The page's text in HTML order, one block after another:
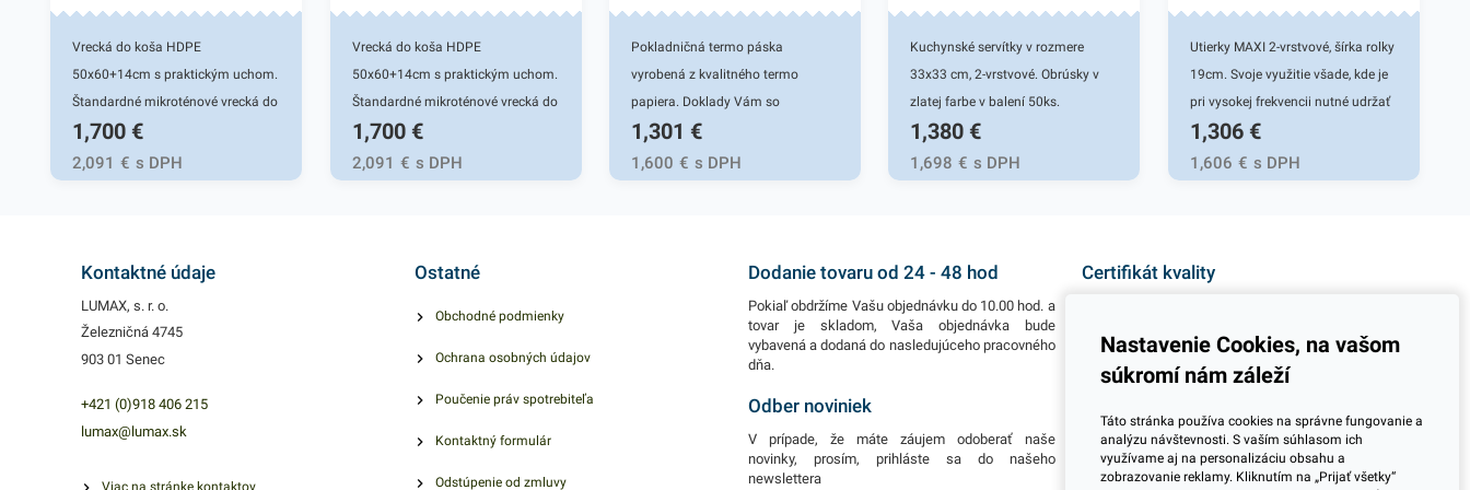
Vrecká do koša HDPE
50x60+14cm s praktickým uchom.
Štandardné mikroténové vrecká do
koša, bez zápachu, recyklovateľné.
Používajú sa ako ochrana
plastovej nádoby pred znečistením
domácnostiach, kanceláriách,
1,700 €
2,091 € s DPH
Vrecká do koša HDPE
50x60+14cm s praktickým uchom.
Štandardné mikroténové vrecká do
koša, bez zápachu, recyklovateľné.
Používajú sa ako ochrana
plastovej nádoby pred znečistením
domácnostiach, kanceláriách,
Balené v 15 ks bloku. Hrúbka:
1,700 €
2,091 € s DPH
Pokladničná termo páska
vyrobená z kvalitného termo
papiera. Doklady Vám so
správnym skladovaním zaručia
čitateľnosť 5 rokov. Vhodné do
registračných pokladní, POS
cestovných lístkov a pod. Rozmer
(šírka/priemer/dutinka) Dĺžka
1,301 €
1,600 € s DPH
Kuchynské servítky v rozmere
33x33 cm, 2-vrstvové. Obrúsky v
zlatej farbe v balení 50ks.
Používajú sa v reštauráciách, v
domácnostiach a pod.
Dvojvrstvové prevedenie kvalitného
servírovaní jedál. Farba: zlatá
1,380 €
1,698 € s DPH
Utierky MAXI 2-vrstvové, šírka rolky
19cm. Svoje využitie všade, kde je
pri vysokej frekvencii nutné udržať
poriadok a čistotu. Zdravotnícke
zariadenia, kuchyne, vyrobné linky,
masiarstva, obchody a pod.
1,306 €
1,606 € s DPH
Kontaktné údaje
LUMAX, s. r. o.
Železničná 4745
903 01 Senec
+421 (0)918 406 215
lumax@lumax.sk
Viac na stránke kontaktov
Ostatné
Obchodné podmienky
Ochrana osobných údajov
Poučenie práv spotrebiteľa
Kontaktný formulár
Odstúpenie od zmluvy
Dodanie tovaru od 24 - 48 hod
Pokiaľ obdržíme Vašu objednávku do 10.00 hod. a
tovar je skladom, Vaša objednávka bude
vybavená a dodaná do nasledujúceho pracovného
dňa.
Odber noviniek
V prípade, že máte záujem odoberať naše
novinky, prosím, prihláste sa do našeho
newslettera
Certifikát kvality
jeden z dôležitých ukazovateľov zodpovedného
podnikania.
Potrebujete viac informácií ohľadom pravidelnej
dlhodobej spolupráce pri odberoch? Prosím
skontaktujte sa s naším obchodným tímom a
Nastavenie Cookies, na vašom
súkromí nám záleží
Táto stránka používa cookies na správne fungovanie a
analýzu návštevnosti. S vaším súhlasom ich
využívame aj na personalizáciu obsahu a
zobrazovanie reklamy. Kliknutím na „Prijať všetky“